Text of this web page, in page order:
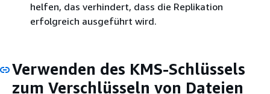
helfen, das verhindert, dass die Replikation
erfolgreich ausgeführt wird.
Verwenden des KMS-Schlüssels
zum Verschlüsseln von Dateien